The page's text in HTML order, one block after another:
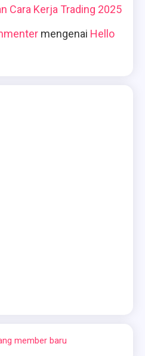
Cara Kerja Trading 2025
mengenai Hello
member baru